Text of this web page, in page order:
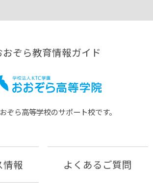
おぞら教育情報ガイド
ぞら⾼等学校のサポート校です。
情報 よくあるご質問